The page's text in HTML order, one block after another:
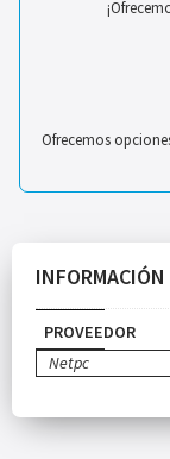
Ofrecemos
PROVEEDOR
Netpc